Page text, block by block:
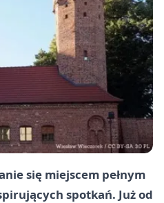
się miejscem pełnym
spotkań. Już od